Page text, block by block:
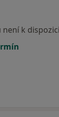
k dispozici